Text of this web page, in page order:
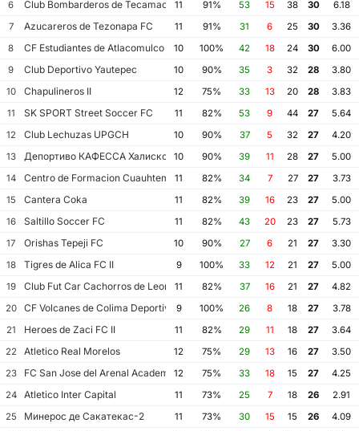
6 Club Bombarderos de Tecamac 11 91% 53 15 38 30
6.18
7
Azucareros de Tezonapa FC 11 91% 31 6 25 30
3.36
8
CF Estudiantes de Atlacomulco 10 100% 42 18 24 30
6.00
9
Club Deportivo Yautepec 10 90% 35 3 32 28
3.80
10
Chapulineros II 12 75% 33 13 20 28
3.83
11
SK SPORT Street Soccer FC 11 82% 53 9 44 27
5.64
12
Club Lechuzas UPGCH 10 90% 37 5 32 27
4.20
13
Депортиво КАФЕССА Халиско 10 90% 39 11 28 27
5.00
14
Centro de Formacion Cuauhtemoc Blanco
11 82% 34 7 27 27
3.73
15
Cantera Coka 11 82% 39 16 23 27
5.00
16
Saltillo Soccer FC 11 82% 43 20 23 27
5.73
17
Orishas Tepeji FC 10 90% 27 6 21 27
3.30
18
Tigres de Alica FC II 9 100% 33 12 21 27
5.00
19
Club Fut Car Cachorros de Leon 11 82% 37 16 21 27
4.82
20
CF Volcanes de Colima Deportivo Tala
9 100% 26 8 18 27
3.78
21
Heroes de Zaci FC II 11 82% 29 11 18 27
3.64
22
Atletico Real Morelos 12 75% 29 13 16 27
3.50
23
FC San Jose del Arenal Academia America Leyendas
12 75% 33 18 15 27
4.25
24
Atletico Inter Capital 11 73% 25 7 18 26
2.91
25
Минерос де Сакатекас-2 11 73% 30 15 15 26
4.09